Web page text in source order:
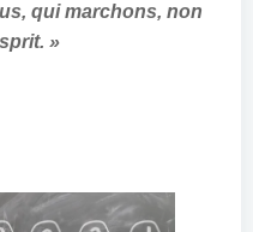
qui marchons, non
»